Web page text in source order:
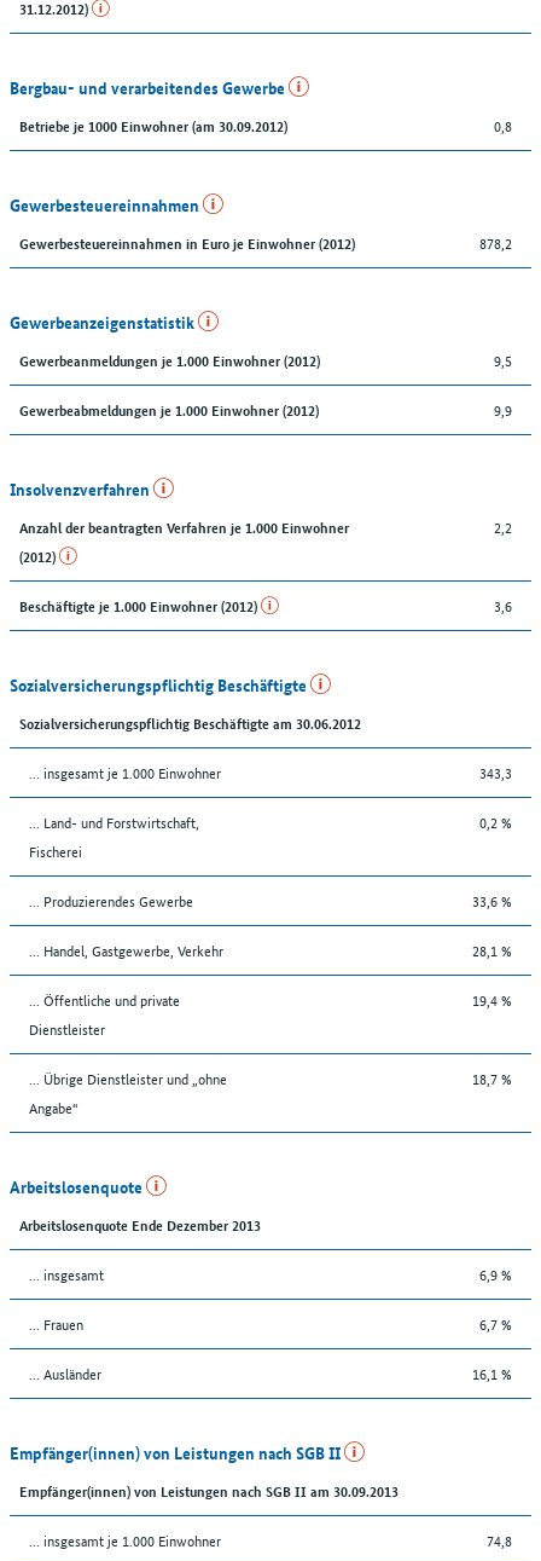
31.12.2012)
Bergbau- und verarbeitendes Gewerbe
Betriebe je 1000 Einwohner (am 30.09.2012) 0,8
Gewerbesteuereinnahmen
Gewerbesteuereinnahmen in Euro je Einwohner (2012) 878,2
Gewerbeanzeigenstatistik
Gewerbeanmeldungen je 1.000 Einwohner (2012) 9,5
Gewerbeabmeldungen je 1.000 Einwohner (2012) 9,9
Insolvenzverfahren
Anzahl der beantragten Verfahren je 1.000 Einwohner
(2012)
2,2
Beschäftigte je 1.000 Einwohner (2012) 3,6
Sozialversicherungspflichtig Beschäftigte
Sozialversicherungspflichtig Beschäftigte am 30.06.2012
… insgesamt je 1.000 Einwohner 343,3
... Land- und Forstwirtschaft,
Fischerei
0,2 %
... Produzierendes Gewerbe 33,6 %
... Handel, Gastgewerbe, Verkehr 28,1 %
... Öffentliche und private
Dienstleister
19,4 %
... Übrige Dienstleister und „ohne
Angabe“
18,7 %
Arbeitslosenquote
Arbeitslosenquote Ende Dezember 2013
... insgesamt 6,9 %
... Frauen 6,7 %
... Ausländer 16,1 %
Empfänger(innen) von Leistungen nach SGB II
Empfänger(innen) von Leistungen nach SGB II am 30.09.2013
... insgesamt je 1.000 Einwohner 74,8